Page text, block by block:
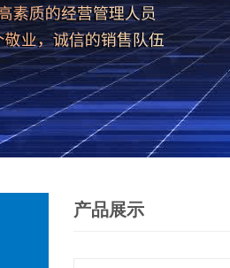
产品展示